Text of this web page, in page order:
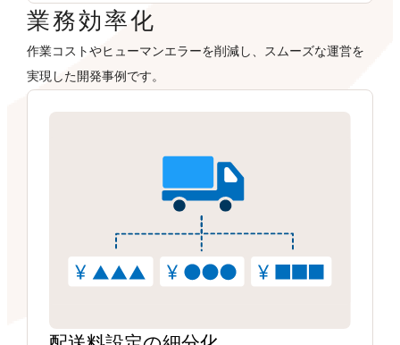
業務効率化
作業コストやヒューマンエラーを削減し、スムーズな運営を
実現した開発事例です。